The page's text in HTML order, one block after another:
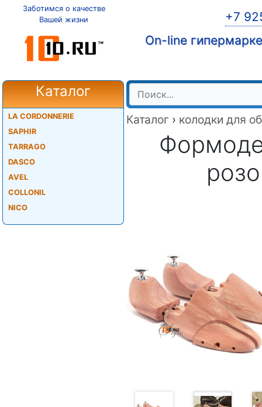
Заботимся о качестве
Вашей жизни
+7
On-line
Каталог
LA CORDONNERIE
SAPHIR
TARRAGO
DASCO
AVEL
COLLONIL
NICO
Каталог › колодки для